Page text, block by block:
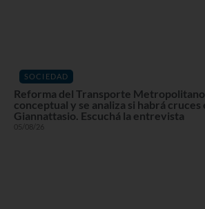
SOCIEDAD
Reforma del Transporte Metropolitano
conceptual y se analiza si habrá cruces
Giannattasio. Escuchá la entrevista
05/08/26